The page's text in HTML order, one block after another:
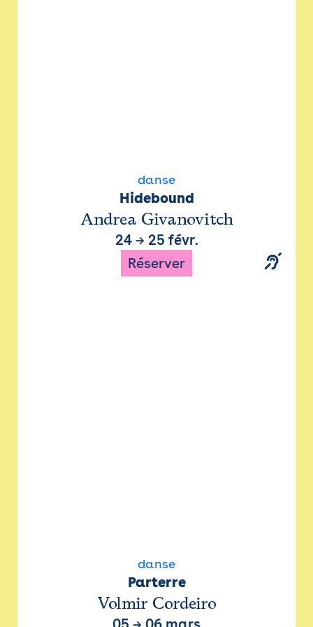
danse
Hidebound
Andrea Givanovitch
24→ 25 févr.
Réserver
danse
Parterre
Volmir Cordeiro